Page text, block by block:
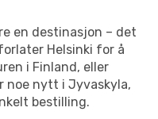
en destinasjon – det
Helsinki for å
i Finland, eller
noe nytt i Jyvaskyla,
bestilling.